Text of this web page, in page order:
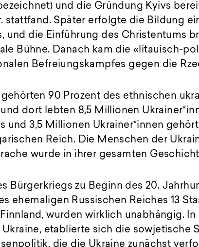
und die Gründung Kyivs
stattfand. Später erfolgte die Bildung
und die Einführung des Christentums
Bühne. Danach kam die «litauisch-
Befreiungskampfes gegen die
gehörten 90 Prozent des ethnischen
dort lebten 8,5 Millionen
und 3,5 Millionen Ukrainer*innen
Reich. Die Menschen der
wurde in ihrer gesamten
Bürgerkriegs zu Beginn des 20.
ehemaligen Russischen Reiches 13
wurden wirklich unabhängig. In
etablierte sich die sowjetische
die die Ukraine zunächst